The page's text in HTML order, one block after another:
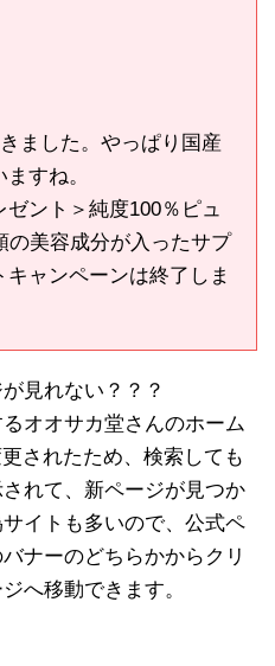
ました。やっぱり国産
すね。
ント＞純度100％ピュ
の美容成分が入ったサプ
ャンペーンは終了しま
見れない？？？
オオサカ堂さんのホーム
されたため、検索しても
れて、新ページが見つか
イトも多いので、公式ペ
ナーのどちらかからクリ
へ移動できます。